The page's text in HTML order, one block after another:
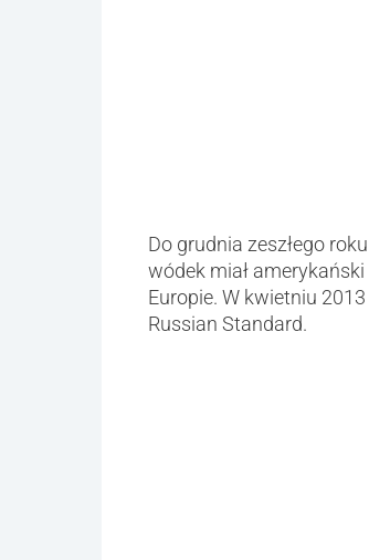
Do grudnia zeszłego
wódek miał
Europie. W kwietniu
Russian Standard.